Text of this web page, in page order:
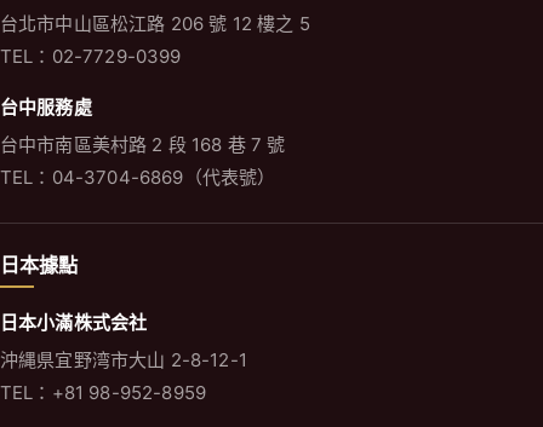
台北市中山區松江路 206 號 12 樓之 5
TEL：02-7729-0399
台中服務處
台中市南區美村路 2 段 168 巷 7 號
TEL：04-3704-6869（代表號）
日本據點
日本小滿株式会社
沖縄県宜野湾市大山 2-8-12-1
TEL：+81 98-952-8959